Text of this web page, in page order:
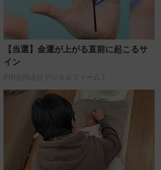
【当選】金運が上がる直前に起こるサ
イン
PR(合同会社デジタルファーム )